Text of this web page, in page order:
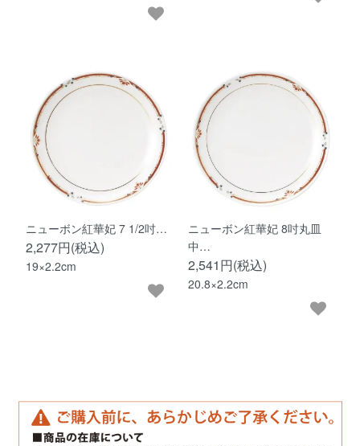
ニューボン紅華妃 7 1/2吋…
2,277円(税込)
19×2.2cm
ニューボン紅華妃 8吋丸皿
中…
2,541円(税込)
20.8×2.2cm